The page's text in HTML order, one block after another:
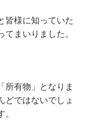
皆様に知っていた
まいりました。
所有物」となりま
どではないでしょ